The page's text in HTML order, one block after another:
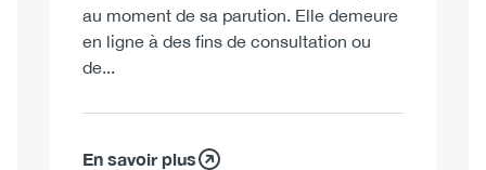
au moment de sa parution. Elle demeure
en ligne à des fins de consultation ou
de...
En savoir plus